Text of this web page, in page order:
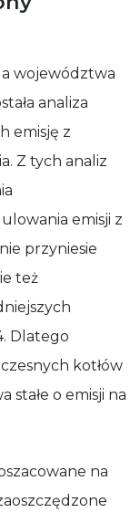
województwa
analiza
emisję z
Z tych analiz
emisji z
przyniesie
też
Dlatego
kotłów
stałe o emisji na
na